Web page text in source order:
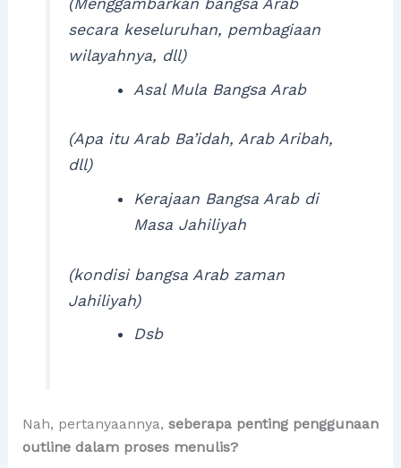
(Menggambarkan bangsa Arab
secara keseluruhan, pembagiaan
wilayahnya, dll)
Asal Mula Bangsa Arab
(Apa itu Arab Ba’idah, Arab Aribah,
dll)
Kerajaan Bangsa Arab di
Masa Jahiliyah
(kondisi bangsa Arab zaman
Jahiliyah)
Dsb
Nah, pertanyaannya, seberapa penting penggunaan
outline dalam proses menulis?